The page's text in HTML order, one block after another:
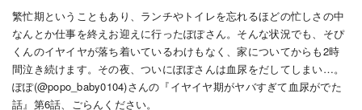
赤ちゃん・育児
子育て・家族
病院
繁忙期ということもあり、ランチやトイレを忘れるほどの忙しさの中
なんとか仕事を終えお迎えに行ったぽぽさん。そんな状況でも、そぴ
くんのイヤイヤが落ち着いているわけもなく、家についてからも2時
間泣き続けます。その夜、ついにぽぽさんは血尿をだしてしまい…。
ぽぽ(@popo_baby0104)さんの『イヤイヤ期がヤバすぎて血尿がでた
話』第6話、ごらんください。